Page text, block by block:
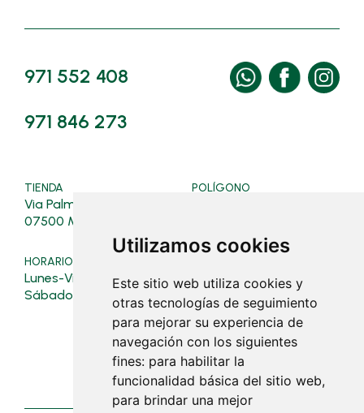
Utilizamos cookies
Este sitio web utiliza cookies y
otras tecnologías de seguimiento
para mejorar su experiencia de
navegación con los siguientes
fines: para habilitar la
funcionalidad básica del sitio web,
para brindar una mejor
971 552 408
971 846 273
TIENDA
Via Palma, 128
07500 Manacor
POLÍGONO
HORARIO TIENDA
Lunes-Viernes: 08:00-19:30
Sábados: 08:00-13:00
Verano (16/03 al 31/10):
Lunes a viernes: 07:30 - 19:00
Sábados: 08:00 - 13:00
Invierno (01/11 al 15/03):
Lunes a viernes: 07:30 - 18:30
Sábados: cerrado